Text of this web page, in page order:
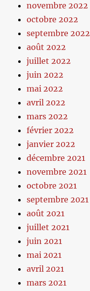
novembre 2022
octobre 2022
septembre 2022
août 2022
juillet 2022
juin 2022
mai 2022
avril 2022
mars 2022
février 2022
janvier 2022
décembre 2021
novembre 2021
octobre 2021
septembre 2021
août 2021
juillet 2021
juin 2021
mai 2021
avril 2021
mars 2021